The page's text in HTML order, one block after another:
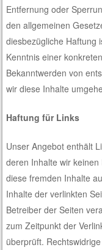
Entfernung oder
den allgemeinen
diesbezügliche Haftung
Kenntnis einer
Bekanntwerden von
wir diese Inhalte
Haftung für Links
Unser Angebot enthält
deren Inhalte wir
diese fremden Inhalte
Inhalte der verlinkten
Betreiber der Seiten
zum Zeitpunkt der
überprüft.